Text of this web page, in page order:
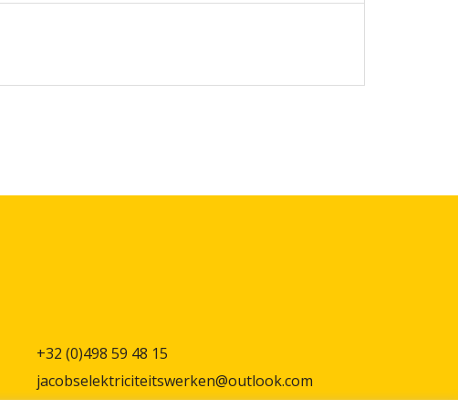
+32 (0)498 59 48 15
jacobselektriciteitswerken@outlook.com